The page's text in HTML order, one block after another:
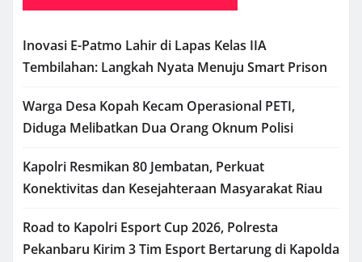
Inovasi E-Patmo Lahir di Lapas Kelas IIA
Tembilahan: Langkah Nyata Menuju Smart Prison
Warga Desa Kopah Kecam Operasional PETI,
Diduga Melibatkan Dua Orang Oknum Polisi
Kapolri Resmikan 80 Jembatan, Perkuat
Konektivitas dan Kesejahteraan Masyarakat Riau
Road to Kapolri Esport Cup 2026, Polresta
Pekanbaru Kirim 3 Tim Esport Bertarung di Kapolda